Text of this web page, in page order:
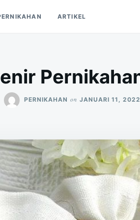
ARTIKEL
PERNIKAHAN on JANUARI 11, 2022